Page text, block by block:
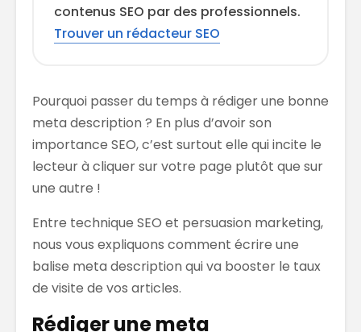
contenus SEO par des professionnels.
Trouver un rédacteur SEO
Pourquoi passer du temps à rédiger une bonne
meta description ? En plus d’avoir son
importance SEO, c’est surtout elle qui incite le
lecteur à cliquer sur votre page plutôt que sur
une autre !
Entre technique SEO et persuasion marketing,
nous vous expliquons comment écrire une
balise meta description qui va booster le taux
de visite de vos articles.
Rédiger une meta